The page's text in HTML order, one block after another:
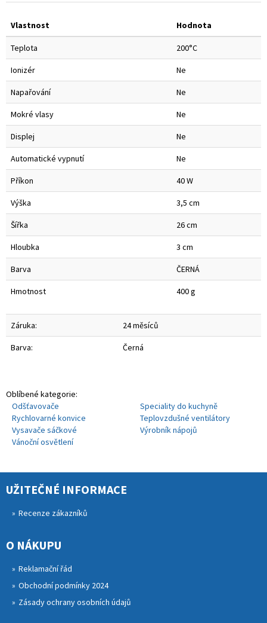
Vlastnost Hodnota
Teplota 200°C
Ionizér Ne
Napařování Ne
Mokré vlasy Ne
Displej Ne
Automatické vypnutí Ne
Příkon 40 W
Výška 3,5 cm
Šířka 26 cm
Hloubka 3 cm
Barva ČERNÁ
Hmotnost 400 g
Záruka: 24 měsíců
Barva: Černá
Oblíbené kategorie:
Odšťavovače
Speciality do kuchyně
Rychlovarné konvice
Teplovzdušné ventilátory
Vysavače sáčkové
Výrobník nápojů
Vánoční osvětlení
UŽITEČNÉ INFORMACE
Recenze zákazníků
O NÁKUPU
Reklamační řád
Obchodní podmínky 2024
Zásady ochrany osobních údajů